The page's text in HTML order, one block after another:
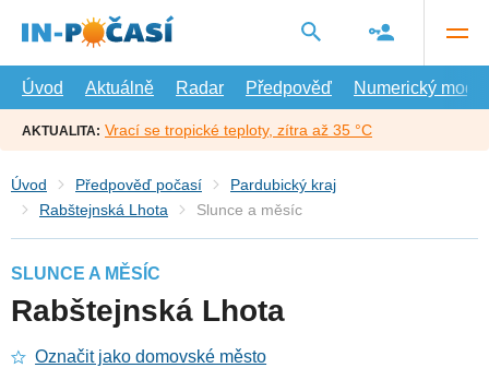
hlavní
Úvod
Aktuálně Radar Předpověď Numerický model
AKTUALITA: Vrací se tropické teploty, zítra až 35 °C
Úvod Předpověď počasí
Pardubický kraj
Rabštejnská Lhota
Slunce a měsíc
SLUNCE A MĚSÍC
Rabštejnská Lhota
Označit jako domovské město